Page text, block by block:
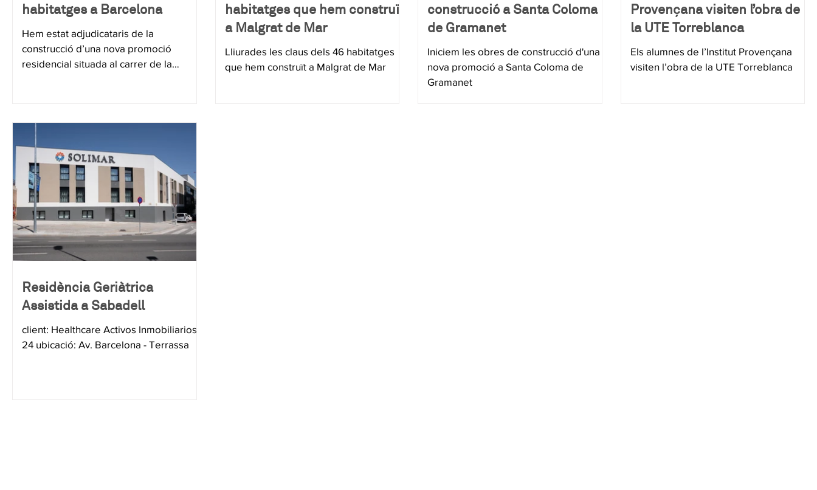
habitatges a Barcelona
Hem estat adjudicataris de la
construcció d’una nova promoció
residencial situada al carrer de la
habitatges que hem construït
a Malgrat de Mar
Lliurades les claus dels 46 habitatges
que hem construït a Malgrat de Mar
construcció a Santa Coloma
de Gramanet
Iniciem les obres de construcció d'una
nova promoció a Santa Coloma de
Gramanet
Provençana visiten l’obra de
la UTE Torreblanca
Els alumnes de l’Institut Provençana
visiten l’obra de la UTE Torreblanca
Residència Geriàtrica
Assistida a Sabadell
client: Healthcare Activos Inmobiliarios
24 ubicació: Av. Barcelona - Terrassa